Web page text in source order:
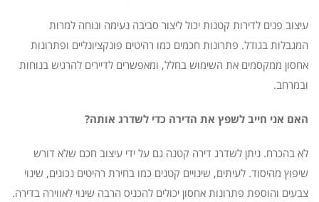
עיצוב פנים לדירות קטנות יכול ליצור סביבה נעימה ונוחה למרות
המגבלות בגודל. פתרונות חכמים כמו רהיטים פונקציונליים ופתרונות
אחסון ממקסמים את השימוש בחלל, ומאפשרים לדיירים להרגיש בנוחות
ובמרחב.
האם אני חייב לשפץ את הדירה כדי לשדרג אותה?
לא בהכרח. ניתן לשדרג דירה קטנה גם על ידי עיצוב חכם שלא דורש
שיפוץ מהיסוד. לעיתים, שינויים קטנים כמו בחירת רהיטים נכונים, שינוי
צבעים והוספת פתרונות אחסון יכולים להכניס הרבה שינוי לאווירה בדירה.